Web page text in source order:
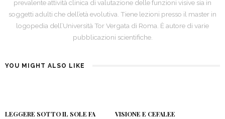
prevalente attività clinica di valutazione delle funzioni visive sia in
soggetti adulti che dell’età evolutiva. Tiene lezioni presso il master in
logopedia dell’Università Tor Vergata di Roma. È autore di varie
pubblicazioni scientifiche.
YOU MIGHT ALSO LIKE
LEGGERE SOTTO IL SOLE FA
VISIONE E CEFALEE